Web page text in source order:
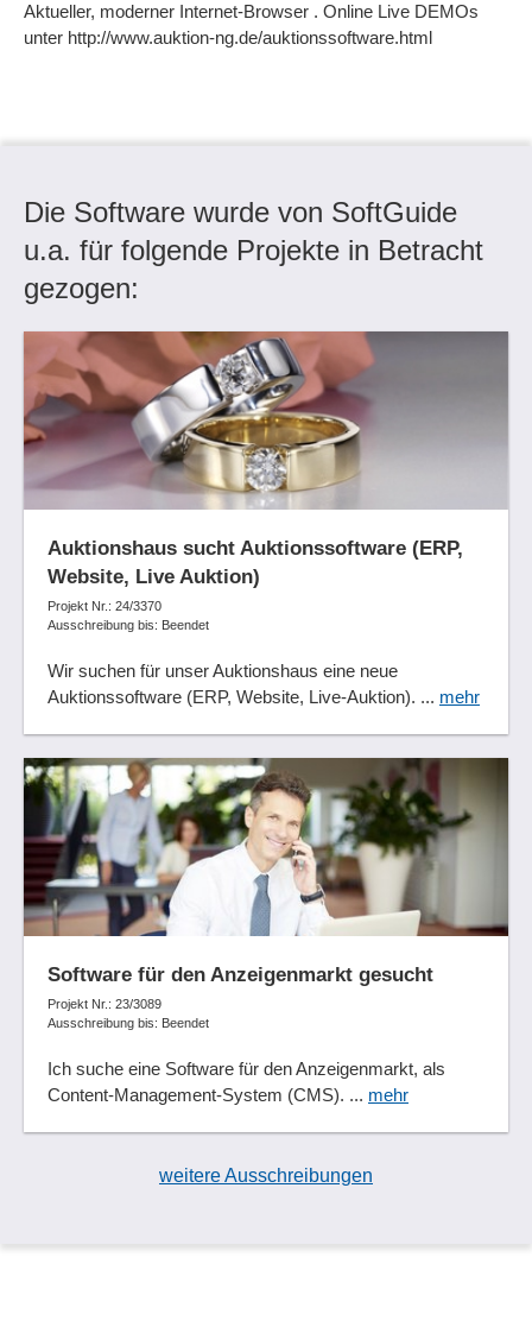
Aktueller, moderner Internet-Browser . Online Live DEMOs
unter http://www.auktion-ng.de/auktionssoftware.html
Die Software wurde von SoftGuide
u.a. für folgende Projekte in Betracht
gezogen:
Auktionshaus sucht Auktionssoftware (ERP,
Website, Live Auktion)
Projekt Nr.: 24/3370
Ausschreibung bis: Beendet
Wir suchen für unser Auktionshaus eine neue
Auktionssoftware (ERP, Website, Live-Auktion). ... mehr
Software für den Anzeigenmarkt gesucht
Projekt Nr.: 23/3089
Ausschreibung bis: Beendet
Ich suche eine Software für den Anzeigenmarkt, als
Content-Management-System (CMS). ... mehr
weitere Ausschreibungen